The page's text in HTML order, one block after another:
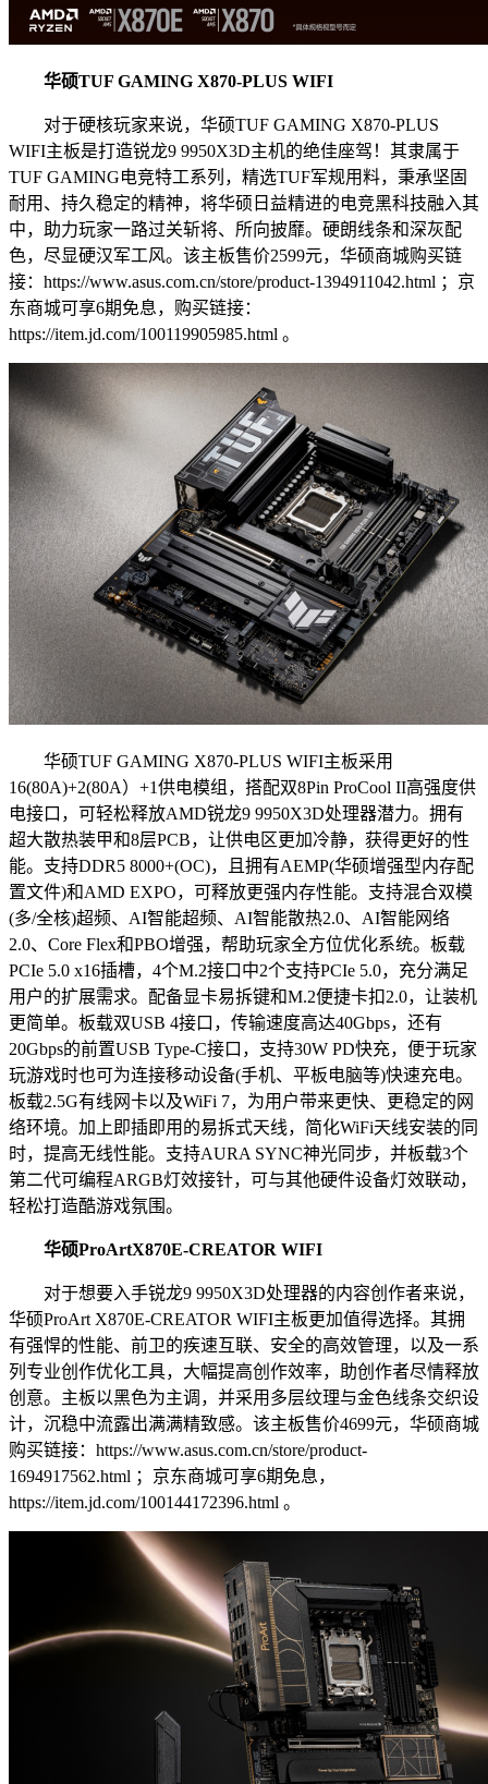
华硕TUF GAMING X870-PLUS WIFI
对于硬核玩家来说，华硕TUF GAMING X870-PLUS
WIFI主板是打造锐龙9 9950X3D主机的绝佳座驾！其隶属于
TUF GAMING电竞特工系列，精选TUF军规用料，秉承坚固
耐用、持久稳定的精神，将华硕日益精进的电竞黑科技融入其
中，助力玩家一路过关斩将、所向披靡。硬朗线条和深灰配
色，尽显硬汉军工风。该主板售价2599元，华硕商城购买链
接：https://www.asus.com.cn/store/product-1394911042.html ；京
东商城可享6期免息，购买链接：
https://item.jd.com/100119905985.html 。
华硕TUF GAMING X870-PLUS WIFI主板采用
16(80A)+2(80A）+1供电模组，搭配双8Pin ProCool II高强度供
电接口，可轻松释放AMD锐龙9 9950X3D处理器潜力。拥有
超大散热装甲和8层PCB，让供电区更加冷静，获得更好的性
能。支持DDR5 8000+(OC)，且拥有AEMP(华硕增强型内存配
置文件)和AMD EXPO，可释放更强内存性能。支持混合双模
(多/全核)超频、AI智能超频、AI智能散热2.0、AI智能网络
2.0、Core Flex和PBO增强，帮助玩家全方位优化系统。板载
PCIe 5.0 x16插槽，4个M.2接口中2个支持PCIe 5.0，充分满足
用户的扩展需求。配备显卡易拆键和M.2便捷卡扣2.0，让装机
更简单。板载双USB 4接口，传输速度高达40Gbps，还有
20Gbps的前置USB Type-C接口，支持30W PD快充，便于玩家
玩游戏时也可为连接移动设备(手机、平板电脑等)快速充电。
板载2.5G有线网卡以及WiFi 7，为用户带来更快、更稳定的网
络环境。加上即插即用的易拆式天线，简化WiFi天线安装的同
时，提高无线性能。支持AURA SYNC神光同步，并板载3个
第二代可编程ARGB灯效接针，可与其他硬件设备灯效联动，
轻松打造酷游戏氛围。
华硕ProArtX870E-CREATOR WIFI
对于想要入手锐龙9 9950X3D处理器的内容创作者来说，
华硕ProArt X870E-CREATOR WIFI主板更加值得选择。其拥
有强悍的性能、前卫的疾速互联、安全的高效管理，以及一系
列专业创作优化工具，大幅提高创作效率，助创作者尽情释放
创意。主板以黑色为主调，并采用多层纹理与金色线条交织设
计，沉稳中流露出满满精致感。该主板售价4699元，华硕商城
购买链接：https://www.asus.com.cn/store/product-
1694917562.html ；京东商城可享6期免息，
https://item.jd.com/100144172396.html 。